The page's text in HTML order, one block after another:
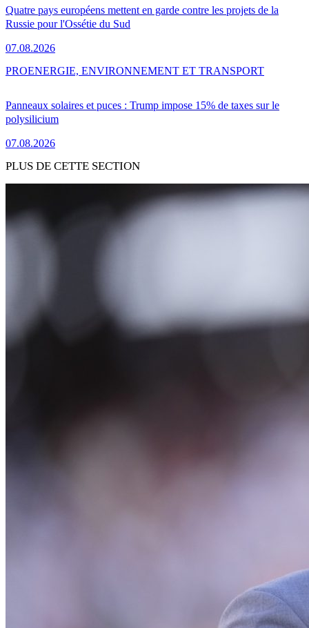
Quatre pays européens mettent en garde contre les projets de la
Russie pour l'Ossétie du Sud
07.08.2026
Panneaux solaires et puces : Trump impose 15% de taxes sur le
polysilicium
07.08.2026
PROENERGIE, ENVIRONNEMENT ET TRANSPORT
PLUS DE CETTE SECTION